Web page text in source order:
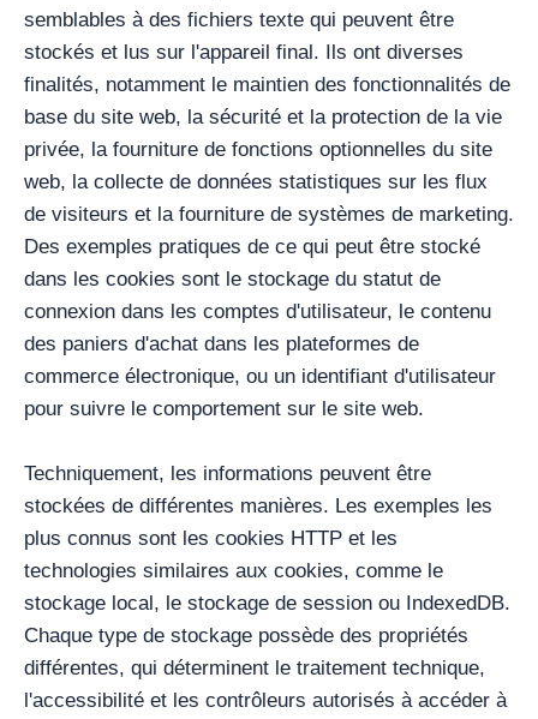
semblables à des fichiers texte qui peuvent être
stockés et lus sur l'appareil final. Ils ont diverses
finalités, notamment le maintien des fonctionnalités de
base du site web, la sécurité et la protection de la vie
privée, la fourniture de fonctions optionnelles du site
web, la collecte de données statistiques sur les flux
de visiteurs et la fourniture de systèmes de marketing.
Des exemples pratiques de ce qui peut être stocké
dans les cookies sont le stockage du statut de
connexion dans les comptes d'utilisateur, le contenu
des paniers d'achat dans les plateformes de
commerce électronique, ou un identifiant d'utilisateur
pour suivre le comportement sur le site web.
Techniquement, les informations peuvent être
stockées de différentes manières. Les exemples les
plus connus sont les cookies HTTP et les
technologies similaires aux cookies, comme le
stockage local, le stockage de session ou IndexedDB.
Chaque type de stockage possède des propriétés
différentes, qui déterminent le traitement technique,
l'accessibilité et les contrôleurs autorisés à accéder à